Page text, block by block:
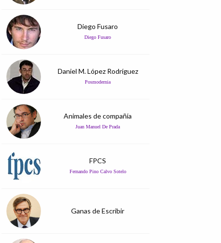
Diego Fusaro
Diego Fusaro
Daniel M. López Rodríguez
Posmodernia
Animales de compañía
Juan Manuel De Prada
FPCS
Fernando Pino Calvo Sotelo
Ganas de Escribir